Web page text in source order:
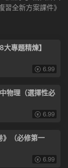
習全新方案課件》
專題精煉】
6.99
物理（選擇性必
6.99
》（必修第一
6.99